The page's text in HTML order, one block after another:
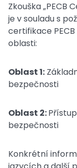
Zkouška „PECB
je v souladu s
certifikace
oblasti:
Oblast 1:
bezpečnosti
Oblast 2:
bezpečnosti
Konkrétní